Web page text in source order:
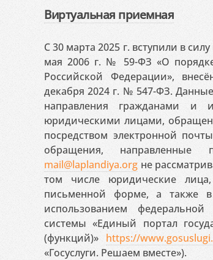
Виртуальная приемная
С 30 марта 2025 г. вступили в
мая 2006 г. № 59-ФЗ «О
Российской Федерации»,
декабря 2024 г. № 547-ФЗ.
направления гражданами
юридическими лицами,
посредством электронной
обращения, направленные
mail@laplandiya.org не
том числе юридические
письменной форме, а также
использованием
системы «Единый портал
(функций)» https://
«Госуслуги. Решаем вместе»).